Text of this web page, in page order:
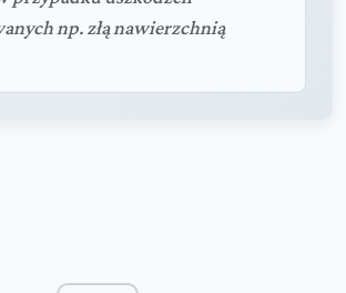
np. złą nawierzchnią